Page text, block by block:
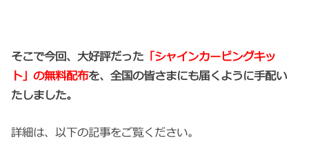
そこで今回、大好評だった 「シャインカービングキッ
ト」の無料配布を、全国の皆さまにも届くように手配い
たしました。
詳細は、以下の記事をご覧ください。